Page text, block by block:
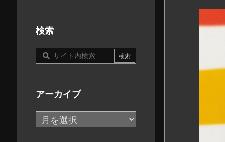
リ
ー
検索
アーカイブ
ア
ー